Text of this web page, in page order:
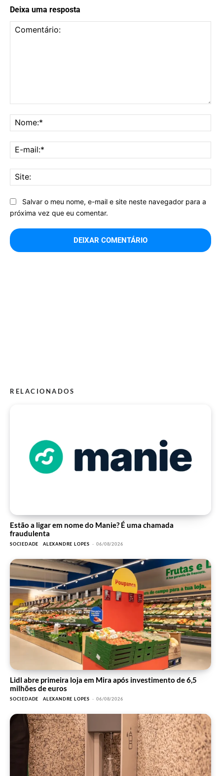
Deixa uma resposta
Salvar o meu nome, e-mail e site neste navegador para a
próxima vez que eu comentar.
RELACIONADOS
Estão a ligar em nome do Manie? É uma chamada
fraudulenta
SOCIEDADE ALEXANDRE LOPES - 06/08/2026
Lidl abre primeira loja em Mira após investimento de 6,5
milhões de euros
SOCIEDADE ALEXANDRE LOPES - 06/08/2026